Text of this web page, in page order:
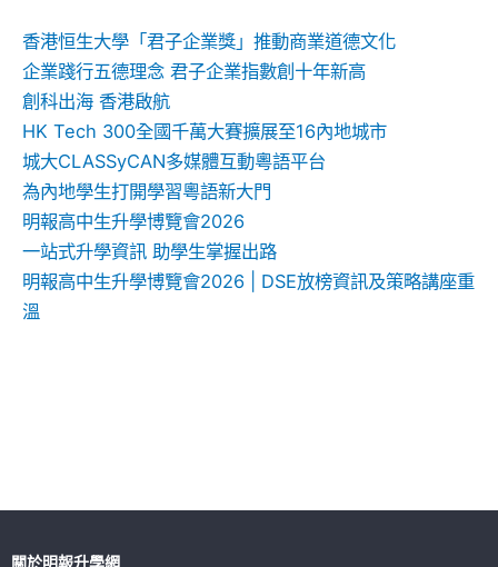
香港恒生大學「君子企業獎」推動商業道德文化
企業踐行五德理念 君子企業指數創十年新高
創科出海 香港啟航
HK Tech 300全國千萬大賽擴展至16內地城市
城大CLASSyCAN多媒體互動粵語平台
為內地學生打開學習粵語新大門
明報高中生升學博覽會2026
一站式升學資訊 助學生掌握出路
明報高中生升學博覽會2026 | DSE放榜資訊及策略講座重
溫
關於明報升學網